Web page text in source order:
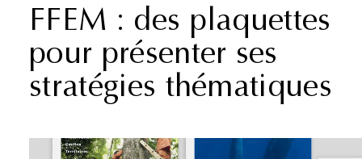
FFEM : des plaquettes
pour présenter ses
stratégies thématiques